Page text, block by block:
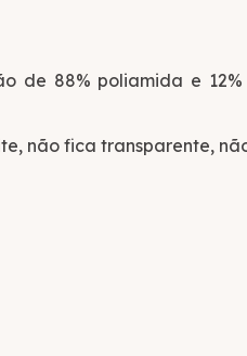
de 88% poliamida e
não fica transparente,